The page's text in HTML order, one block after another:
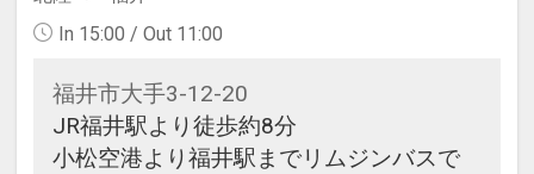
In 15:00 / Out 11:00
福井市大手3-12-20
JR福井駅より徒歩約8分
小松空港より福井駅までリムジンバスで